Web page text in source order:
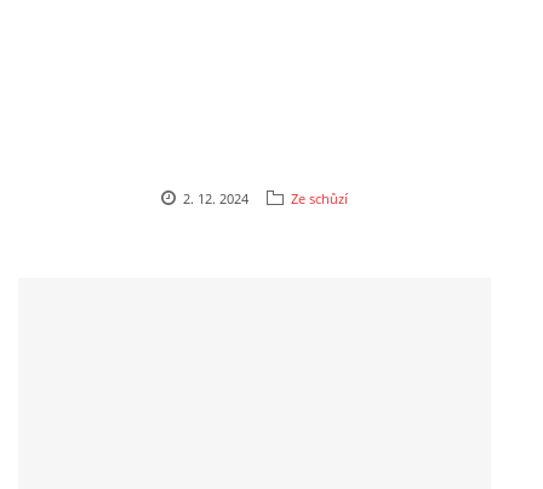
2. 12. 2024 Ze schůzí